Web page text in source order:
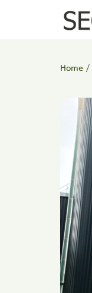
Home /